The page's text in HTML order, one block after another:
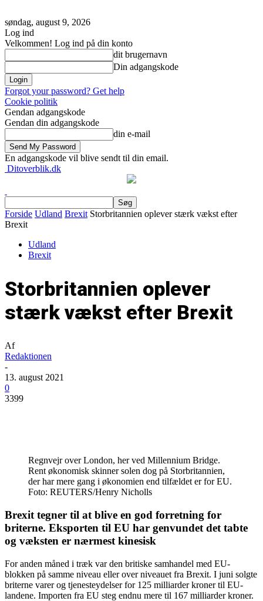
søndag, august 9, 2026
Log ind
Velkommen! Log ind på din konto
dit brugernavn
Din adgangskode
Forgot your password? Get help
Cookie politik
Gendan adgangskode
Gendan din adgangskode
din e-mail
En adgangskode vil blive sendt til din email.
Ditoverblik.dk
Forside Udland Brexit Storbritannien oplever stærk vækst efter
Brexit
Udland
Brexit
Storbritannien oplever
stærk vækst efter Brexit
Af
Redaktionen
-
13. august 2021
0
3399
Regnvejr over London, her ved Millennium Bridge.
Rent økonomisk skinner solen dog på Storbritannien,
der har mere gang i økonomien end tilfældet er for EU.
Foto: REUTERS/Henry Nicholls
Brexit tegner til at blive en god forretning for
briterne. Eksporten til EU har genvundet det tabte
og væksten er nærmest kinesisk
For anden måned i træk var den britiske samhandel med EU-
blokken på samme niveau eller over niveauet fra Brexit. I juni solgte
briterne varer og tjenesteydelser for 125 milliarder kroner til EU-
landene. Importen fra EU steg endnu mere til 167 milliarder kroner.